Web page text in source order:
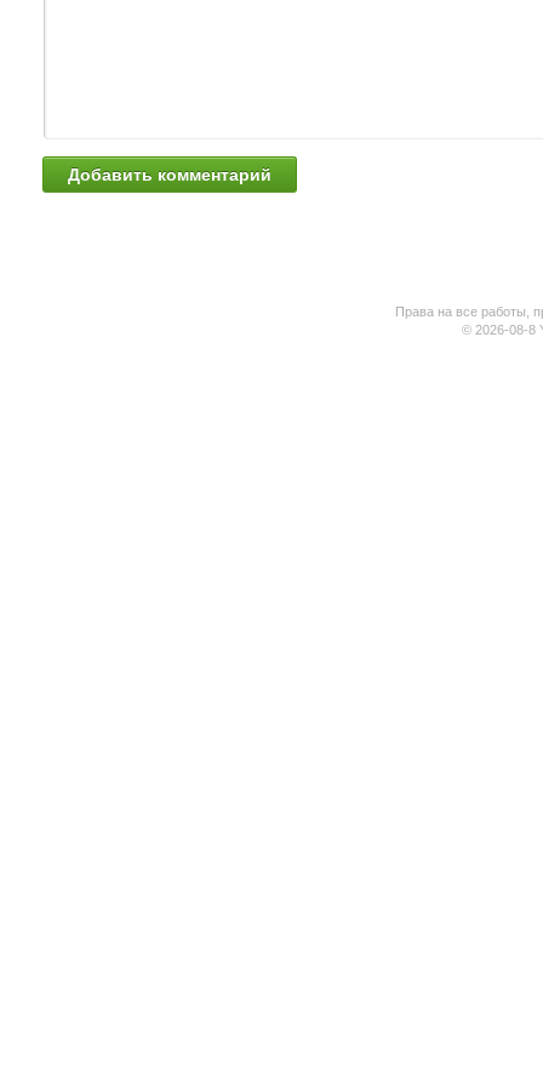
Права на все работы,
© 2026-08-8